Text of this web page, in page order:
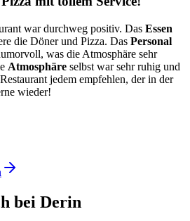
war durchweg positiv. Das Essen
die Döner und Pizza. Das Personal
was die Atmosphäre sehr
Atmosphäre selbst war sehr ruhig und
jedem empfehlen, der in der
wieder!
bei Derin